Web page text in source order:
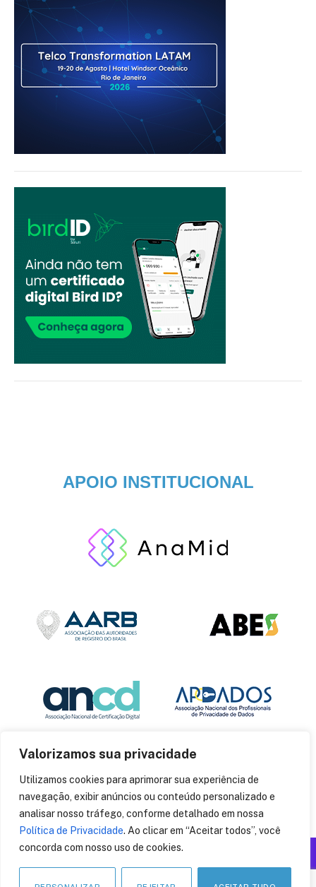
Valorizamos sua privacidade
Utilizamos cookies para aprimorar sua experiência de
navegação, exibir anúncios ou conteúdo personalizado e
analisar nosso tráfego, conforme detalhado em nossa
Política de Privacidade. Ao clicar em “Aceitar todos”, você
concorda com nosso uso de cookies.
APOIO INSTITUCIONAL
© 2014CryptoID. Todos os direitos reservados.